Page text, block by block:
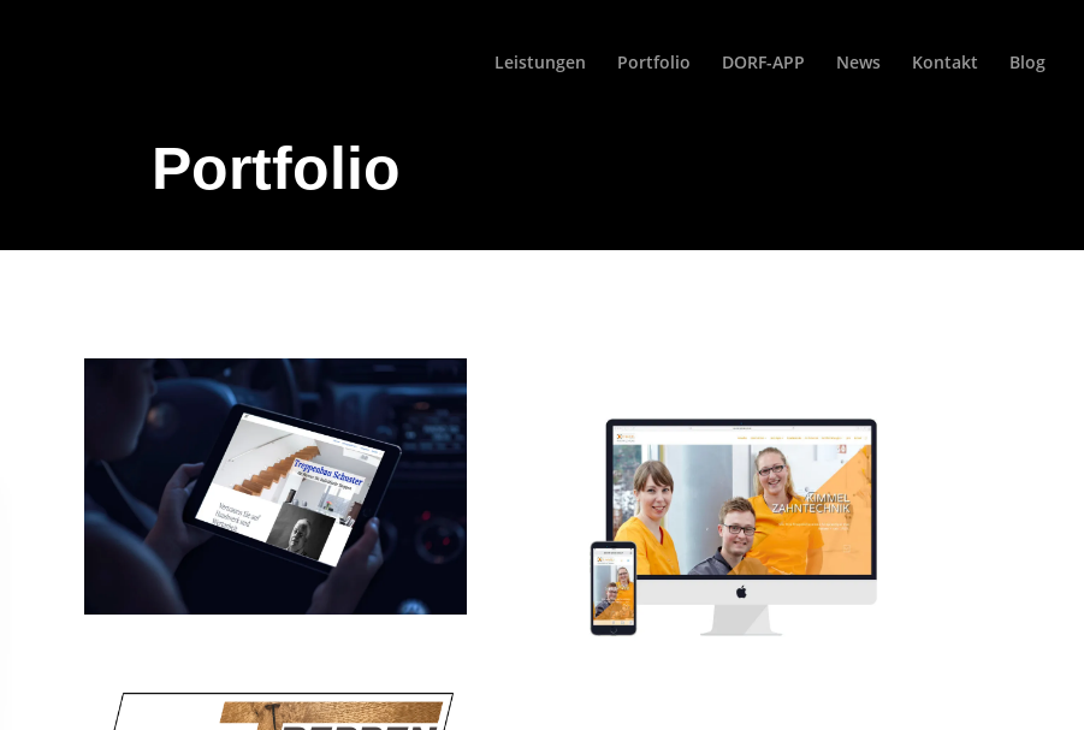
Leistungen Portfolio DORF-APP News Kontakt Blog
Portfolio